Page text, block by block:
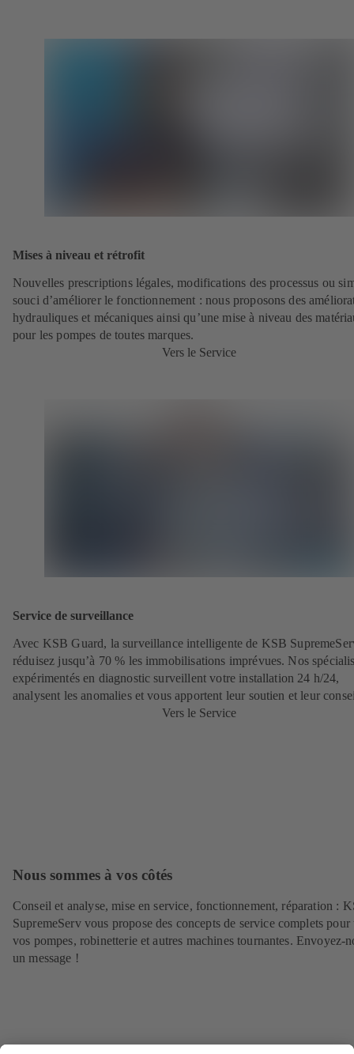
Mises à niveau et rétrofit
Nouvelles prescriptions légales, modifications des processus ou
souci d’améliorer le fonctionnement : nous proposons des
hydrauliques et mécaniques ainsi qu’une mise à niveau des
pour les pompes de toutes marques.
Vers le Service
Service de surveillance
Avec KSB Guard, la surveillance intelligente de KSB
réduisez jusqu’à 70 % les immobilisations imprévues. Nos
expérimentés en diagnostic surveillent votre installation 24 h/24,
analysent les anomalies et vous apportent leur soutien et leur
Vers le Service
Nous sommes à vos côtés
Conseil et analyse, mise en service, fonctionnement, réparation :
SupremeServ vous propose des concepts de service complets pour
vos pompes, robinetterie et autres machines tournantes. Envoyez-
un message !